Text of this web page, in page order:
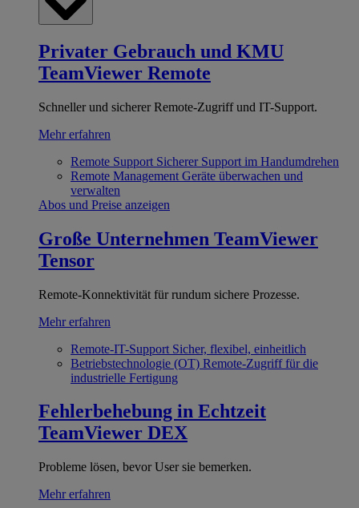
Privater Gebrauch und KMU
TeamViewer Remote
Schneller und sicherer Remote-Zugriff und IT-Support.
Mehr erfahren
Remote Support Sicherer Support im Handumdrehen
Remote Management Geräte überwachen und
verwalten
Abos und Preise anzeigen
Große Unternehmen TeamViewer
Tensor
Remote-Konnektivität für rundum sichere Prozesse.
Mehr erfahren
Remote-IT-Support Sicher, flexibel, einheitlich
Betriebstechnologie (OT) Remote-Zugriff für die
industrielle Fertigung
Fehlerbehebung in Echtzeit
TeamViewer DEX
Probleme lösen, bevor User sie bemerken.
Mehr erfahren